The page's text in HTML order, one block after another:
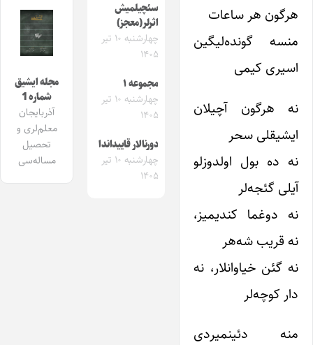
هرگون هر ساعات
منسه گونده‌لیگین
اسیری کیمی
نه هرگون آچیلان
ایشیقلی سحر
نه ده بول اولدوزلو
آیلی گئجه‌لر
نه دوغما کندیمیز،
نه قریب شه‌هر
نه گئن خیاوانلار، نه
دار کوچه‌لر
منه دئینمیردی
سئچیلمیش
اثرلر(معجز)
چهارشنبه ۱۰ تیر
۱۴۰۵
مجموعه ۱
چهارشنبه ۱۰ تیر
۱۴۰۵
دورنالار قاییداندا
چهارشنبه ۱۰ تیر
۱۴۰۵
مجله ایشیق
شماره 1
آذربایجان
معلم‌لری و
تحصیل
مساله‌سی